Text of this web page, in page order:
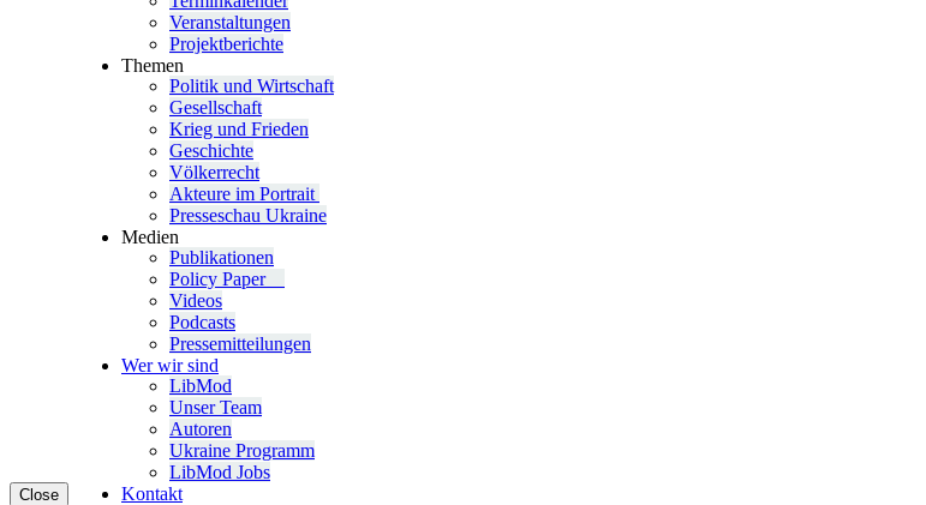
Close
Ver­an­stal­tun­gen
Pro­jekt­be­richte
Themen
Politik und Wirtschaft
Gesell­schaft
Krieg und Frieden
Geschichte
Völ­ker­recht
Akteure im Portrait
Pres­se­schau Ukraine
Medien
Publi­ka­tio­nen
Policy Paper
Videos
Pod­casts
Pres­se­mit­tei­lun­gen
Wer wir sind
LibMod
Unser Team
Autoren
Ukraine Pro­gramm
LibMod Jobs
Kontakt